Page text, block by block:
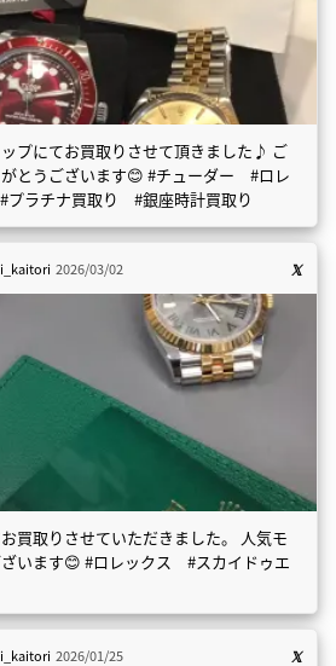
プにてお買取りさせて頂きました♪ ご
とうございます😊 #チューダー #ロレ
プラチナ買取り #銀座時計買取り
2026/03/02
買取りさせていただきました。 人気モ
います😊 #ロレックス #スカイドゥエ
2026/01/25